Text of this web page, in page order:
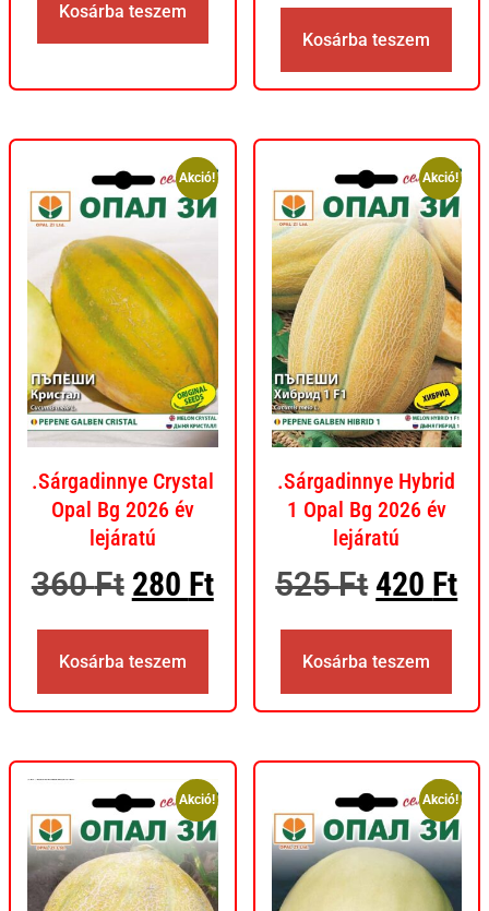
Kosárba teszem
Kosárba teszem
Akció!
.Sárgadinnye Crystal
Opal Bg 2026 év
lejáratú
360Ft 280 Ft
Kosárba teszem
Akció!
.Sárgadinnye Hybrid
1 Opal Bg 2026 év
lejáratú
525Ft 420 Ft
Kosárba teszem
Akció! Akció!